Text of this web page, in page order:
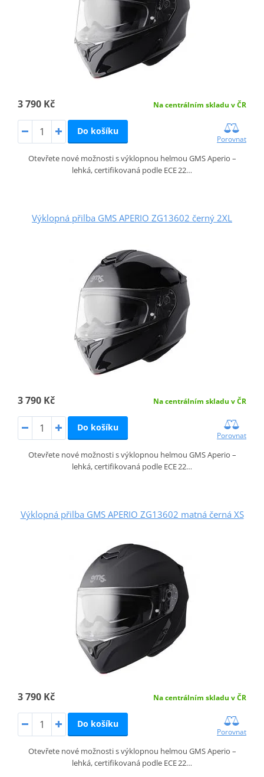
3 790 Kč Na centrálním skladu v ČR
Do košíku
Porovnat
Otevřete nové možnosti s výklopnou helmou GMS Aperio –
lehká, certifikovaná podle ECE 22…
Výklopná přilba GMS APERIO ZG13602 černý 2XL
3 790 Kč Na centrálním skladu v ČR
Do košíku
Porovnat
Otevřete nové možnosti s výklopnou helmou GMS Aperio –
lehká, certifikovaná podle ECE 22…
Výklopná přilba GMS APERIO ZG13602 matná černá XS
3 790 Kč Na centrálním skladu v ČR
Do košíku
Porovnat
Otevřete nové možnosti s výklopnou helmou GMS Aperio –
lehká, certifikovaná podle ECE 22…